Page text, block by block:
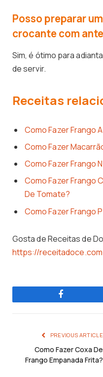
Posso preparar
crocante com
Sim, é ótimo para
de servir.
Receitas
Como Fazer Frango
Como Fazer
Como Fazer Frango
Como Fazer Frango
De Tomate?
Como Fazer Frango
Gosta de Receitas de
https://
Facebook
PREVIOUS ARTICLE
Como Fazer Coxa De
Frango Empanada Frita?